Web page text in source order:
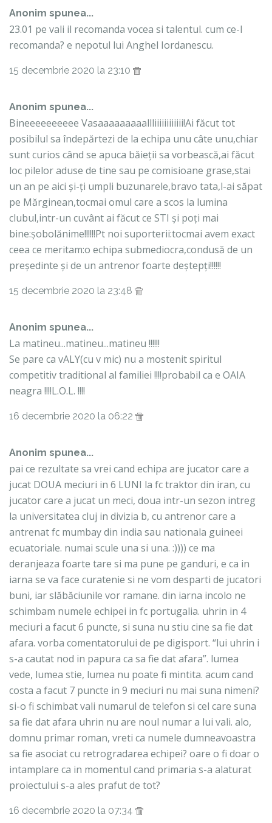
Anonim spunea...
23.01 pe vali il recomanda vocea si talentul. cum ce-l
recomanda? e nepotul lui Anghel Iordanescu.
15 decembrie 2020 la 23:10
Anonim spunea...
Bineeeeeeeeee Vasaaaaaaaaallliiiiiiiiiiii!Ai făcut tot
posibilul sa îndepărtezi de la echipa unu câte unu,chiar
sunt curios când se apuca băieții sa vorbească,ai făcut
loc pilelor aduse de tine sau pe comisioane grase,stai
un an pe aici și-ți umpli buzunarele,bravo tata,l-ai săpat
pe Mărginean,tocmai omul care a scos la lumina
clubul,intr-un cuvânt ai făcut ce STI și poți mai
bine:șobolănime!!!!!!Pt noi suporterii:tocmai avem exact
ceea ce meritam:o echipa submediocra,condusă de un
președinte și de un antrenor foarte deștepți!!!!!!
15 decembrie 2020 la 23:48
Anonim spunea...
La matineu...matineu...matineu !!!!!!
Se pare ca vALY(cu v mic) nu a mostenit spiritul
competitiv traditional al familiei !!!!probabil ca e OAIA
neagra !!!!L.O.L. !!!!
16 decembrie 2020 la 06:22
Anonim spunea...
pai ce rezultate sa vrei cand echipa are jucator care a
jucat DOUA meciuri in 6 LUNI la fc traktor din iran, cu
jucator care a jucat un meci, doua intr-un sezon intreg
la universitatea cluj in divizia b, cu antrenor care a
antrenat fc mumbay din india sau nationala guineei
ecuatoriale. numai scule una si una. :)))) ce ma
deranjeaza foarte tare si ma pune pe ganduri, e ca in
iarna se va face curatenie si ne vom desparti de jucatori
buni, iar slăbăciunile vor ramane. din iarna incolo ne
schimbam numele echipei in fc portugalia. uhrin in 4
meciuri a facut 6 puncte, si suna nu stiu cine sa fie dat
afara. vorba comentatorului de pe digisport. “lui uhrin i
s-a cautat nod in papura ca sa fie dat afara”. lumea
vede, lumea stie, lumea nu poate fi mintita. acum cand
costa a facut 7 puncte in 9 meciuri nu mai suna nimeni?
si-o fi schimbat vali numarul de telefon si cel care suna
sa fie dat afara uhrin nu are noul numar a lui vali. alo,
domnu primar roman, vreti ca numele dumneavoastra
sa fie asociat cu retrogradarea echipei? oare o fi doar o
intamplare ca in momentul cand primaria s-a alaturat
proiectului s-a ales prafut de tot?
16 decembrie 2020 la 07:34